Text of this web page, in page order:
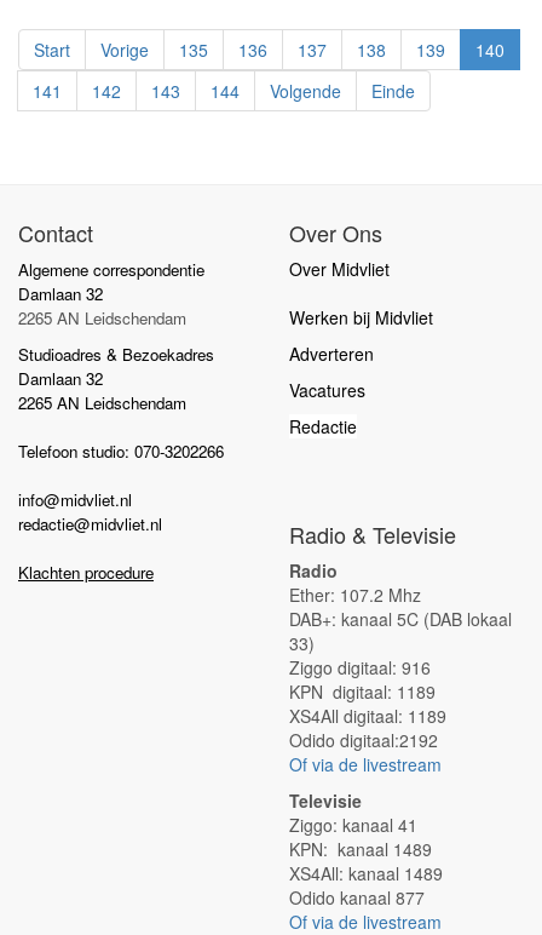
Start Vorige 135 136 137 138 139
140
141
142 143 144 Volgende Einde
Contact
Algemene correspondentie
Damlaan 32
2265 AN Leidschendam
Studioadres & Bezoekadres
Damlaan 32
2265 AN Leidschendam
Telefoon studio: 070-3202266
info@midvliet.nl
redactie@midvliet.nl
Klachten procedure
Over Ons
Over Midvliet
Werken bij Midvliet
Adverteren
Vacatures
Redactie
Radio & Televisie
Radio
Ether: 107.2 Mhz
DAB+: kanaal 5C (DAB lokaal
33)
Ziggo digitaal: 916
KPN digitaal: 1189
XS4All digitaal: 1189
Odido digitaal:2192
Of via de livestream
Televisie
Ziggo: kanaal 41
KPN: kanaal 1489
XS4All: kanaal 1489
Odido kanaal 877
Of via de livestream